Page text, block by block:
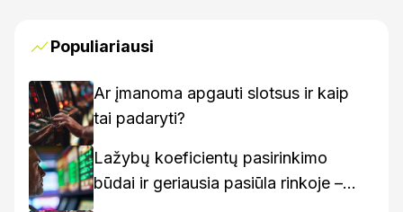
Populiariausi
Ar įmanoma apgauti slotsus ir kaip
tai padaryti?
Lažybų koeficientų pasirinkimo
būdai ir geriausia pasiūla rinkoje –